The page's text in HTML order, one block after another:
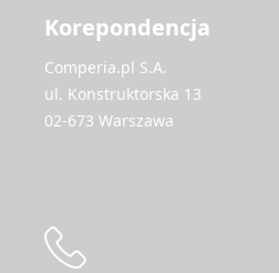
Korepondencja
Comperia.pl S.A.
ul. Konstruktorska 13
02-673 Warszawa